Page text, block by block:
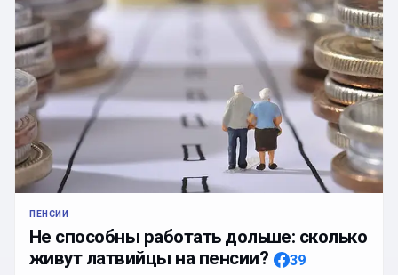
ПЕНСИИ
Не способны работать дольше: сколько
живут латвийцы на пенсии?
39